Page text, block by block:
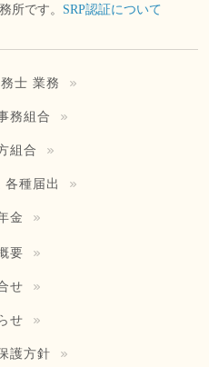
所です。 SRP認証について
士 業務
務組合
組合
各種届出
金
要
せ
せ
護方針